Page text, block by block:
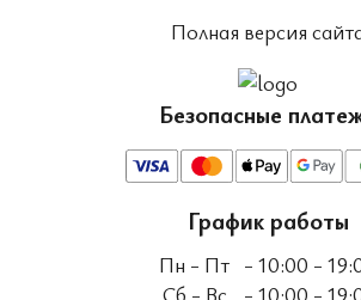
Полная версия
Безопасные
График работы
Пн - Пт - 10:00 -